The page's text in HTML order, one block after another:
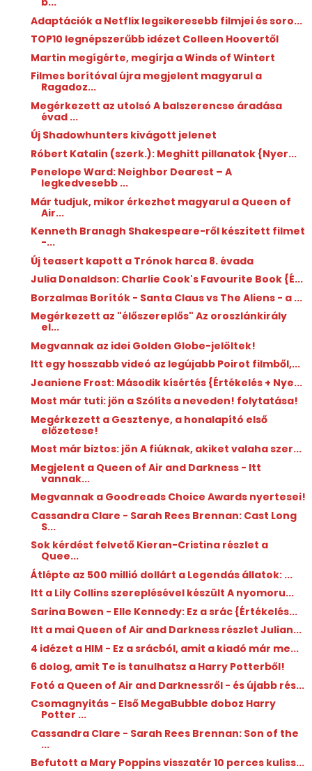
Adaptációk a Netflix legsikeresebb filmjei és soro...
TOP10 legnépszerűbb idézet Colleen Hoovertől
Martin megígérte, megírja a Winds of Wintert
Filmes borítóval újra megjelent magyarul a
Ragadoz...
Megérkezett az utolsó A balszerencse áradása
évad ...
Új Shadowhunters kivágott jelenet
Róbert Katalin (szerk.): Meghitt ​pillanatok {Nyer...
Penelope Ward: Neighbor ​Dearest – A
legkedvesebb ...
Már tudjuk, mikor érkezhet magyarul a Queen of
Air...
Kenneth Branagh Shakespeare-ről készített filmet
-...
Új teasert kapott a Trónok harca 8. évada
Julia Donaldson: Charlie ​Cook's Favourite Book {É...
Borzalmas Borítók - Santa Claus vs The Aliens - a ...
Megérkezett az "élőszereplős" Az oroszlánkirály
el...
Megvannak az idei Golden Globe-jelöltek!
Itt egy hosszabb videó az legújabb Poirot filmből,...
Jeaniene Frost: Második ​kísértés {Értékelés + Nye...
Most már tuti: jön a Szólíts a neveden! folytatása!
Megérkezett a Gesztenye, a honalapító első
előzetese!
Most már biztos: jön A fiúknak, akiket valaha szer...
Megjelent a Queen of Air and Darkness - Itt
vannak...
Megvannak a Goodreads Choice Awards nyertesei!
Cassandra Clare - Sarah Rees Brennan: Cast ​Long
S...
Sok kérdést felvető Kieran-Cristina részlet a
Quee...
Átlépte az 500 millió dollárt a Legendás állatok: ...
Itt a Lily Collins szereplésével készült A nyomoru...
Sarina Bowen - Elle Kennedy: Ez ​a srác {Értékelés...
Itt a mai Queen of Air and Darkness részlet Julian...
4 idézet a HIM - Ez a srácból, amit a kiadó már me...
6 dolog, amit Te is tanulhatsz a Harry Potterből!
Fotó a Queen of Air and Darknessről - és újabb rés...
Csomagnyitás - Első MegaBubble doboz Harry
Potter ...
Cassandra Clare - Sarah Rees Brennan: Son ​of the
...
Befutott a Mary Poppins visszatér 10 perces kuliss...